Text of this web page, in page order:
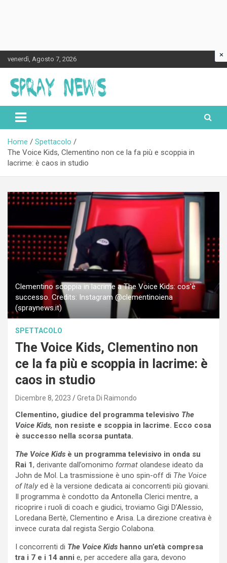
to
content
venerdì, Agosto 7, 2026
Spraynews.it
Home
Spettacolo
The Voice Kids, Clementino non ce la fa più e scoppia in
lacrime: è caos in studio
Clementino scoppia in lacrime a The Voice Kids: cos'è
successo. Credits: Instagram @clementinoiena
(spraynews.it)
SPETTACOLO
The Voice Kids, Clementino non
ce la fa più e scoppia in lacrime: è
caos in studio
Dicembre 8, 2023 Greta Di Raimondo
Clementino, giudice del programma televisivo The
Voice Kids, non resiste e scoppia in lacrime. Ecco cosa
è successo nella scorsa puntata.
The Voice Kids è un programma televisivo in onda su
Rai 1, derivante dall’omonimo format olandese ideato da
John de Mol. La trasmissione è uno spin-off di The Voice
of Italy ed è la versione dedicata ai concorrenti più giovani.
Il programma è condotto da Antonella Clerici mentre, a
ricoprire i ruoli di coach e giudici, troviamo Gigi D’Alessio,
Loredana Bertè, Clementino e Arisa. La direzione creativa è
invece curata dal regista Sergio Colabona.
I concorrenti di The Voice Kids hanno un’età compresa
tra i 7 e i 14 anni e, per accedere alla gara, devono
×